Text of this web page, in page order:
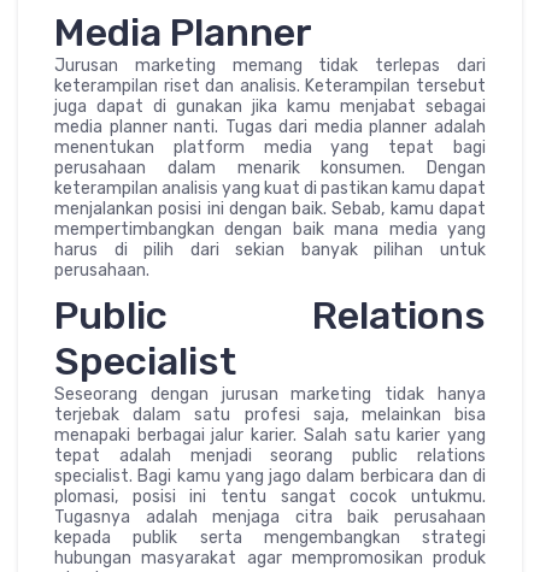
Media Planner
Jurusan marketing memang tidak terlepas dari
keterampilan riset dan analisis. Keterampilan tersebut
juga dapat di gunakan jika kamu menjabat sebagai
media planner nanti. Tugas dari media planner adalah
menentukan platform media yang tepat bagi
perusahaan dalam menarik konsumen. Dengan
keterampilan analisis yang kuat di pastikan kamu dapat
menjalankan posisi ini dengan baik. Sebab, kamu dapat
mempertimbangkan dengan baik mana media yang
harus di pilih dari sekian banyak pilihan untuk
perusahaan.
Public Relations
Specialist
Seseorang dengan jurusan marketing tidak hanya
terjebak dalam satu profesi saja, melainkan bisa
menapaki berbagai jalur karier. Salah satu karier yang
tepat adalah menjadi seorang public relations
specialist. Bagi kamu yang jago dalam berbicara dan di
plomasi, posisi ini tentu sangat cocok untukmu.
Tugasnya adalah menjaga citra baik perusahaan
kepada publik serta mengembangkan strategi
hubungan masyarakat agar mempromosikan produk